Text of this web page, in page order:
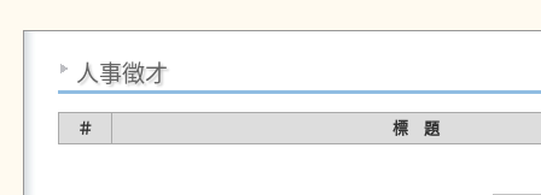
人事徵才
＃ 標 題